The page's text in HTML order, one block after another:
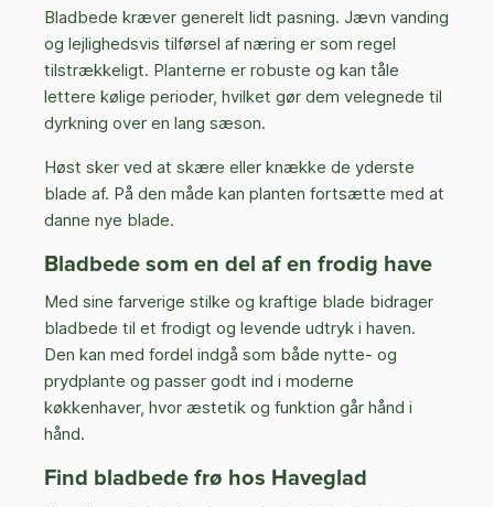
Bladbede kræver generelt lidt pasning. Jævn vanding
og lejlighedsvis tilførsel af næring er som regel
tilstrækkeligt. Planterne er robuste og kan tåle
lettere kølige perioder, hvilket gør dem velegnede til
dyrkning over en lang sæson.
Høst sker ved at skære eller knække de yderste
blade af. På den måde kan planten fortsætte med at
danne nye blade.
Bladbede som en del af en frodig have
Med sine farverige stilke og kraftige blade bidrager
bladbede til et frodigt og levende udtryk i haven.
Den kan med fordel indgå som både nytte- og
prydplante og passer godt ind i moderne
køkkenhaver, hvor æstetik og funktion går hånd i
hånd.
Find bladbede frø hos Haveglad